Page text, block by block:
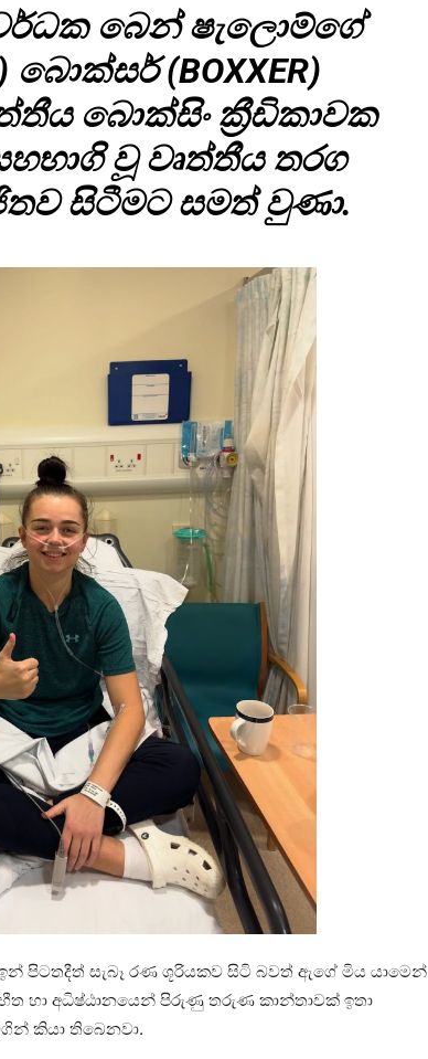
බෙන් ෂැලොම්ගේ
බොක්සර් (BOXXER)
බොක්සිං ක්‍රීඩිකාවක
වූ වෘත්තීය තරග
සිටීමට සමත් වුණා.
පිටතදීත් සැබෑ රණ ශූරියකව සිටි බවත් ඇගේ මිය යාමෙන්
හා අධිෂ්ඨානයෙන් පිරුණු තරුණ කාන්තාවක් ඉතා
කියා තිබෙනවා.